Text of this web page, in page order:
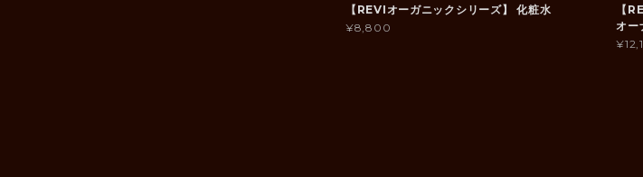
【REVIオーガニックシリーズ】 化粧水
¥8,800
【
オー